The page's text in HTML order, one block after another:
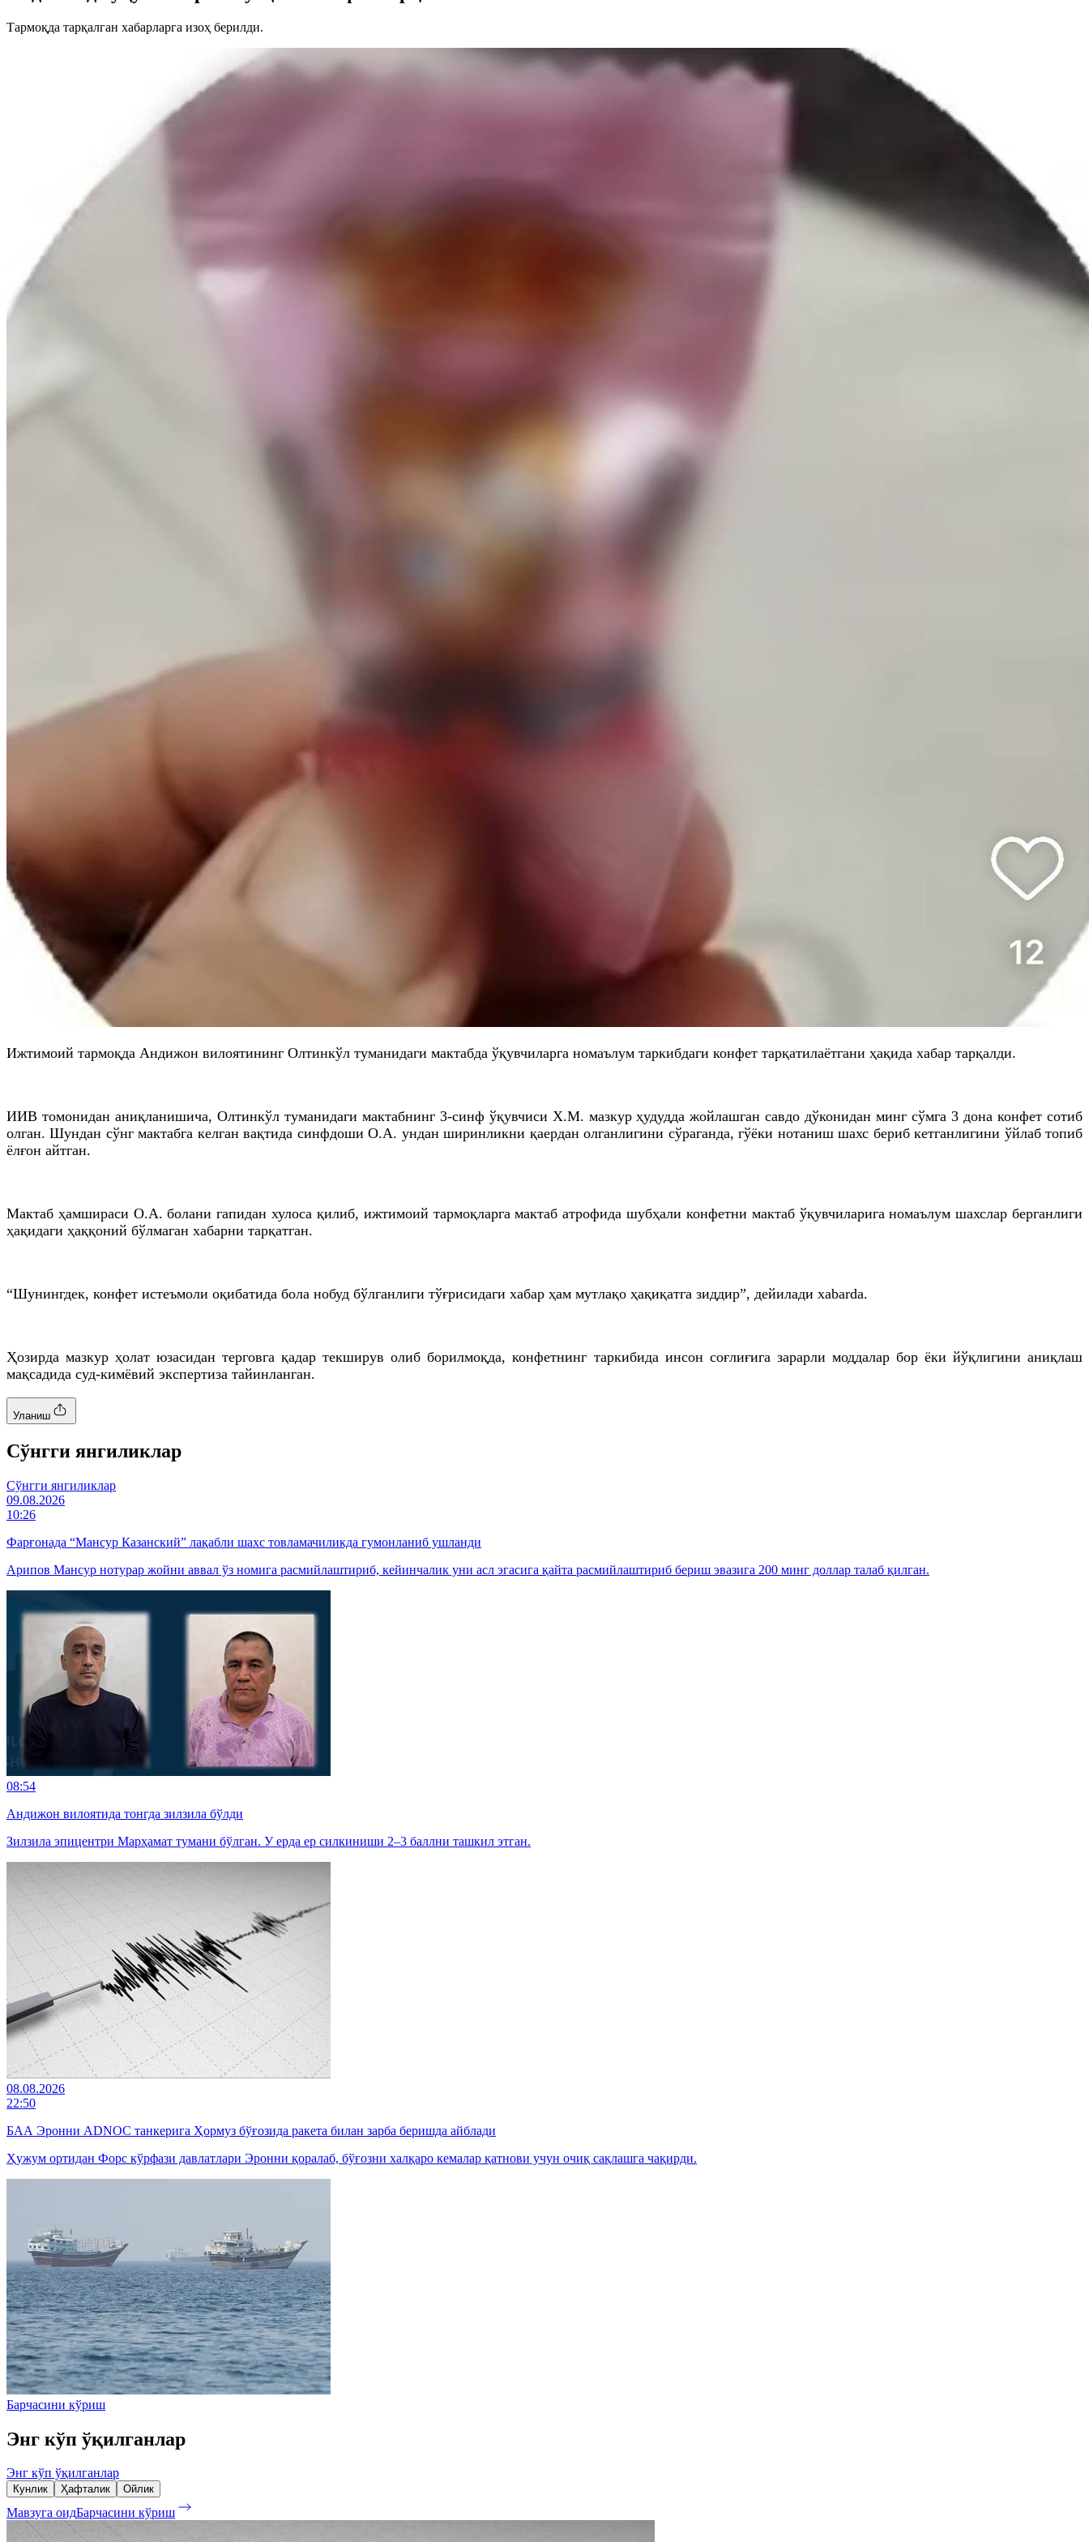
Тармоқда тарқалган хабарларга изоҳ берилди.
Ижтимоий тармоқда Андижон вилоятининг Олтинкўл туманидаги мактабда ўқувчиларга номаълум таркибдаги конфет тарқатилаётгани ҳақида хабар тарқалди.
ИИВ томонидан аниқланишича, Олтинкўл туманидаги мактабнинг 3-синф ўқувчиси X.M. мазкур ҳудудда жойлашган савдо дўконидан минг сўмга 3 дона конфет сотиб
олган. Шундан сўнг мактабга келган вақтида синфдоши O.A. ундан ширинликни қаердан олганлигини сўраганда, гўёки нотаниш шахс бериб кетганлигини ўйлаб топиб
ёлғон айтган.
Мактаб ҳамшираси O.A. болани гапидан хулоса қилиб, ижтимоий тармоқларга мактаб атрофида шубҳали конфетни мактаб ўқувчиларига номаълум шахслар берганлиги
ҳақидаги ҳаққоний бўлмаган хабарни тарқатган.
“Шунингдек, конфет истеъмоли оқибатида бола нобуд бўлганлиги тўғрисидаги хабар ҳам мутлақо ҳақиқатга зиддир”, дейилади xabarda.
Ҳозирда мазкур ҳолат юзасидан терговга қадар текширув олиб борилмоқда, конфетнинг таркибида инсон соғлиғига зарарли моддалар бор ёки йўқлигини аниқлаш
мақсадида суд-кимёвий экспертиза тайинланган.
Уланиш
Cўнгги янгиликлар
Cўнгги янгиликлар
09.08.2026
10:26
Фарғонада “Мансур Казанский” лақабли шахс товламачиликда гумонланиб ушланди
Арипов Мансур нотурар жойни аввал ўз номига расмийлаштириб, кейинчалик уни асл эгасига қайта расмийлаштириб бериш эвазига 200 минг доллар талаб қилган.
08:54
Андижон вилоятида тонгда зилзила бўлди
Зилзила эпицентри Марҳамат тумани бўлган. У ерда ер силкиниши 2–3 баллни ташкил этган.
08.08.2026
22:50
БАА Эронни ADNOC танкерига Ҳормуз бўғозида ракета билан зарба беришда айблади
Ҳужум ортидан Форс кўрфази давлатлари Эронни қоралаб, бўғозни халқаро кемалар қатнови учун очиқ сақлашга чақирди.
Барчасини кўриш
Энг кўп ўқилганлар
Энг кўп ўқилганлар
Кунлик Ҳафталик Ойлик
Мавзуга оидБарчасини кўриш